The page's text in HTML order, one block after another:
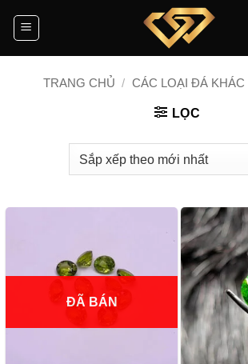
TRANG CHỦ / CÁC LOẠI ĐÁ KHÁC
LỌC
ĐÃ BÁN